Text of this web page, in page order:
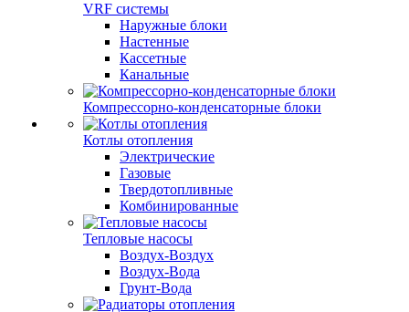
VRF системы
Наружные блоки
Настенные
Кассетные
Канальные
Компрессорно-конденсаторные блоки
Котлы отопления
Электрические
Газовые
Твердотопливные
Комбинированные
Тепловые насосы
Воздух-Воздух
Воздух-Вода
Грунт-Вода